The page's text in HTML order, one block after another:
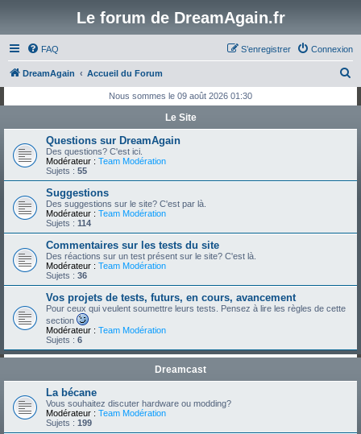
Le forum de DreamAgain.fr
FAQ Connexion
S’enregistrer
DreamAgain Accueil du Forum
h
Nous sommes le 09 août 2026 01:30
Le Site
Questions sur DreamAgain
Des questions? C'est ici.
Modérateur : Team Modération
Sujets : 55
Suggestions
Des suggestions sur le site? C'est par là.
Modérateur : Team Modération
Sujets : 114
Commentaires sur les tests du site
Des réactions sur un test présent sur le site? C'est là.
Modérateur : Team Modération
Sujets : 36
Vos projets de tests, futurs, en cours, avancement
Pour ceux qui veulent soumettre leurs tests. Pensez à lire les règles de cette
section
Modérateur : Team Modération
Sujets : 6
Dreamcast
La bécane
Vous souhaitez discuter hardware ou modding?
Modérateur : Team Modération
Sujets : 199